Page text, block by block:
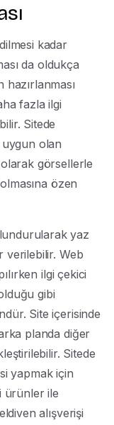
kadar
da oldukça
fazla ilgi
Sitede
olan
görsellerle
özen
yaz
verilebilir. Web
ilgi çekici
gibi
Site içerisinde
planda diğer
Sitede
yapmak için
ürünler ile
alışverişi